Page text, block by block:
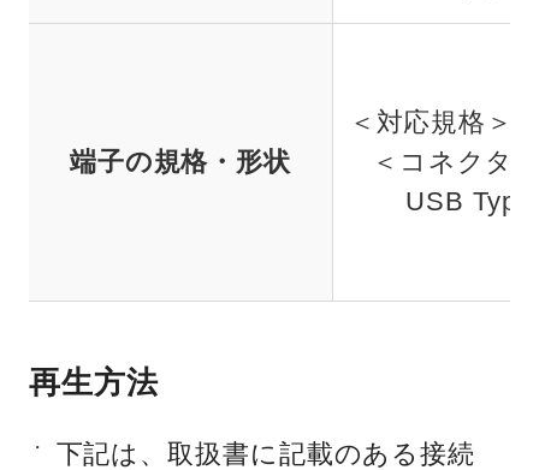
端子の規格・形状
＜対応規格＞
＜コネクタ
USB
再生方法
・
下記は、取扱書に記載のある接続